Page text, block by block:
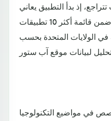
إذ بدأ التطبيق يعاني
من أجل الحفاظ على مركزه ضمن قائمة أكثر 10 تطبيقات
في الولايات المتحدة بحسب
في مواضيع التكنولوجيا